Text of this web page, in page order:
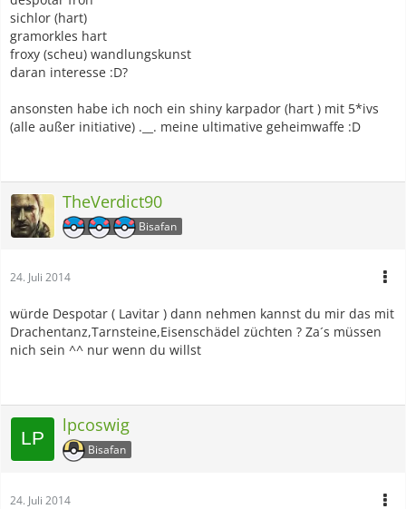
sichlor (hart)
gramorkles hart
froxy (scheu) wandlungskunst
daran interesse :D?
ansonsten habe ich noch ein shiny karpador (hart ) mit 5*ivs
(alle außer initiative) .__. meine ultimative geheimwaffe :D
TheVerdict90
Bisafan
24. Juli 2014
würde Despotar ( Lavitar ) dann nehmen kannst du mir das mit
Drachentanz,Tarnsteine,Eisenschädel züchten ? Za´s müssen
nich sein ^^ nur wenn du willst
lpcoswig
Bisafan
24. Juli 2014